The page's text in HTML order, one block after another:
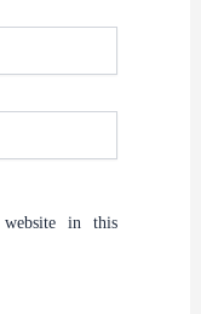
in this